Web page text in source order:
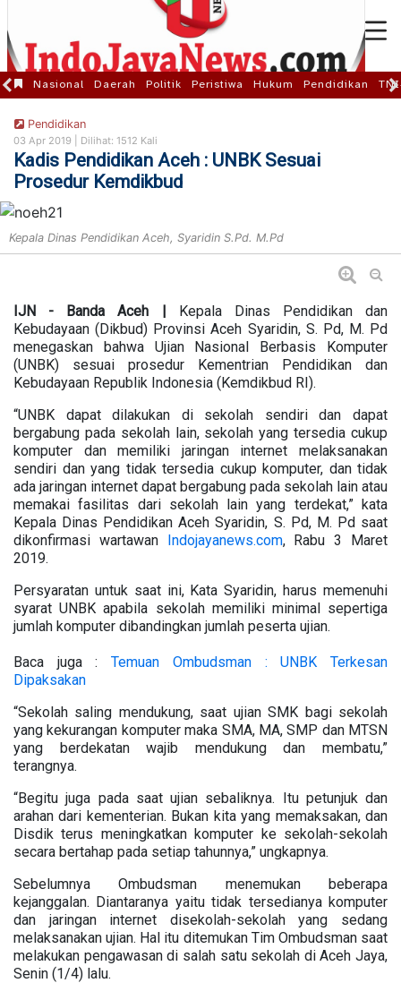
Nasional Daerah Politik Peristiwa Hukum Pendidikan
Pendidikan
03 Apr 2019 | Dilihat: 1512 Kali
Kadis Pendidikan Aceh : UNBK Sesuai
Prosedur Kemdikbud
Kepala Dinas Pendidikan Aceh, Syaridin S.Pd. M.Pd
IJN - Banda Aceh | Kepala Dinas Pendidikan dan
Kebudayaan (Dikbud) Provinsi Aceh Syaridin, S. Pd, M. Pd
menegaskan bahwa Ujian Nasional Berbasis Komputer
(UNBK) sesuai prosedur Kementrian Pendidikan dan
Kebudayaan Republik Indonesia (Kemdikbud RI).
“UNBK dapat dilakukan di sekolah sendiri dan dapat
bergabung pada sekolah lain, sekolah yang tersedia cukup
komputer dan memiliki jaringan internet melaksanakan
sendiri dan yang tidak tersedia cukup komputer, dan tidak
ada jaringan internet dapat bergabung pada sekolah lain atau
memakai fasilitas dari sekolah lain yang terdekat,” kata
Kepala Dinas Pendidikan Aceh Syaridin, S. Pd, M. Pd saat
dikonfirmasi wartawan Indojayanews.com, Rabu 3 Maret
2019.
Persyaratan untuk saat ini, Kata Syaridin, harus memenuhi
syarat UNBK apabila sekolah memiliki minimal sepertiga
jumlah komputer dibandingkan jumlah peserta ujian.
Baca juga :Temuan Ombudsman : UNBK Terkesan
Dipaksakan
“Sekolah saling mendukung, saat ujian SMK bagi sekolah
yang kekurangan komputer maka SMA, MA, SMP dan MTSN
yang berdekatan wajib mendukung dan membatu,”
terangnya.
“Begitu juga pada saat ujian sebaliknya. Itu petunjuk dan
arahan dari kementerian. Bukan kita yang memaksakan, dan
Disdik terus meningkatkan komputer ke sekolah-sekolah
secara bertahap pada setiap tahunnya,” ungkapnya.
Sebelumnya Ombudsman menemukan beberapa
kejanggalan. Diantaranya yaitu tidak tersedianya komputer
dan jaringan internet disekolah-sekolah yang sedang
melaksanakan ujian. Hal itu ditemukan Tim Ombudsman saat
melakukan pengawasan di salah satu sekolah di Aceh Jaya,
Senin (1/4) lalu.